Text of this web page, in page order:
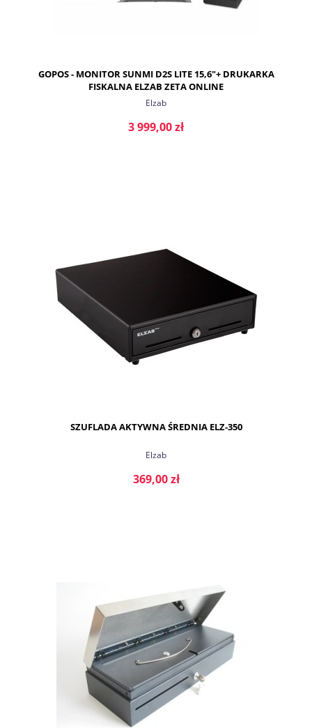
GOPOS - MONITOR SUNMI D2S LITE 15,6"+ DRUKARKA
FISKALNA ELZAB ZETA ONLINE
Elzab
3 999,00 zł
SZUFLADA AKTYWNA ŚREDNIA ELZ-350
Elzab
369,00 zł